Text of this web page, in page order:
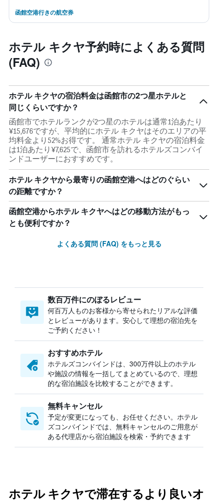
函館空港行きの航空券
ホテル キクヤ予約時によくある質問
(FAQ)
ホテル キクヤの宿泊料金は函館市の2つ星ホテルと
同じくらいですか？
函館市でホテルランクが2つ星のホテルは通常1泊あたり
¥15,676ですが、平均的にホテル キクヤはそのエリアの平
均料金より52%お得です。 通常ホテル キクヤの宿泊料金
は1泊あたり¥7,625で、函館市を訪れるホテルズコンバイ
ンドユーザーにおすすめです。
ホテル キクヤから最寄りの函館空港へはどのぐらい
の距離ですか？
函館空港からホテル キクヤへはどの移動方法がもっ
とも便利ですか？
よくある質問 (FAQ) をもっと見る
数百万件にのぼるレビュー
何百万人ものお客様から寄せられたリアルな評価
とレビューがあります。安心して理想の宿泊先を
ご予約ください！
おすすめホテル
ホテルズコンバインドは、300万件以上のホテル
や施設の情報を一括してまとめているので、理想
的な宿泊施設を比較することができます。
無料キャンセル
予定が変更になっても、お任せください。ホテル
ズコンバインドでは、無料キャンセルのご用意が
ある代理店から宿泊施設を検索・予約できます
ホテル キクヤで滞在するより良いオ